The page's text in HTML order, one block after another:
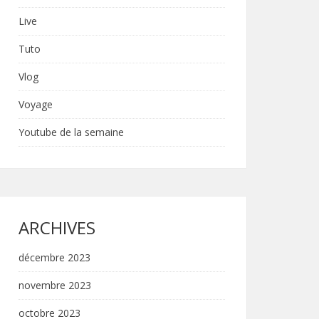
Live
Tuto
Vlog
Voyage
Youtube de la semaine
ARCHIVES
décembre 2023
novembre 2023
octobre 2023